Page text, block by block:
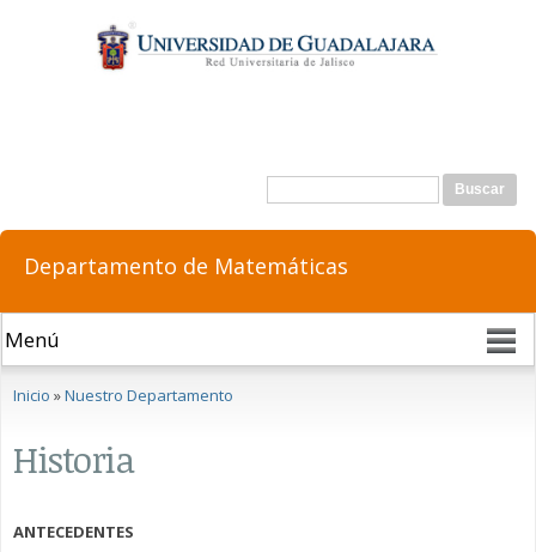
contenido
principal
Formulario de búsqueda
Buscar
Departamento de Matemáticas
Inicio »Nuestro Departamento
Historia
ANTECEDENTES